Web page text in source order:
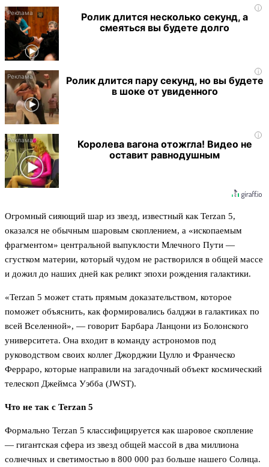
i
Ролик длится несколько секунд, а
смеяться вы будете долго
i
Ролик длится пару секунд, но вы будете
в шоке от увиденного
i
Королева вагона отожгла! Видео не
оставит равнодушным
Огромный сияющий шар из звезд, известный как Terzan 5,
оказался не обычным шаровым скоплением, а «ископаемым
фрагментом» центральной выпуклости Млечного Пути —
сгустком материи, который чудом не растворился в общей массе
и дожил до наших дней как реликт эпохи рождения галактики.
«Terzan 5 может стать прямым доказательством, которое
поможет объяснить, как формировались балджи в галактиках по
всей Вселенной», — говорит Барбара Ланцони из Болонского
университета. Она входит в команду астрономов под
руководством своих коллег Джорджии Цулло и Франческо
Ферраро, которые направили на загадочный объект космический
телескоп Джеймса Уэбба (JWST).
Что не так с Terzan 5
Формально Terzan 5 классифицируется как шаровое скопление
— гигантская сфера из звезд общей массой в два миллиона
солнечных и светимостью в 800 000 раз больше нашего Солнца.